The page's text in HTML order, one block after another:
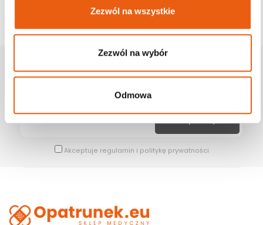
Zezwól na wszystkie
Zezwól na wybór
Odmowa
Zapisz Się Na Newsletter
Akceptuje regulamin i politykę prywatności